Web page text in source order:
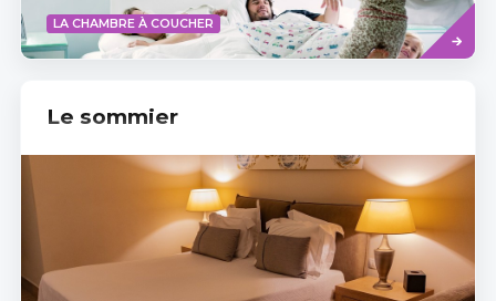
LA CHAMBRE À COUCHER
Savoir
plus
Le sommier